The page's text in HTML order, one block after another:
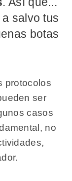
salvo tus
botas
protocolos
ser
casos
no